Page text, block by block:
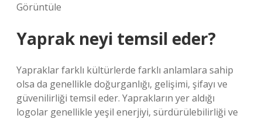
Görüntüle
Yaprak neyi temsil eder?
Yapraklar farklı kültürlerde farklı anlamlara sahip
olsa da genellikle doğurganlığı, gelişimi, şifayı ve
güvenilirliği temsil eder. Yaprakların yer aldığı
logolar genellikle yeşil enerjiyi, sürdürülebilirliği ve